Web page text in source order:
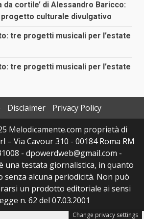
da cortile’ di Alessandro Baricco:
progetto culturale divulgativo
tre progetti musicali per l’estate
tre progetti musicali per l’estate
Disclaimer
Privacy Policy
Melodicamente.com proprietà di
– Via Cavour 310 - 00184 Roma RM
- dpowerdweb@gmail.com -
una testata giornalistica, in quanto
senza alcuna periodicità. Non può
un prodotto editoriale ai sensi
n. 62 del 07.03.2001
Change privacy settings